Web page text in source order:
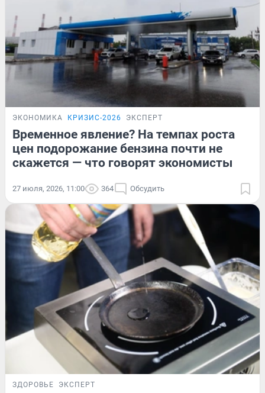
ЭКОНОМИКА КРИЗИС-2026 ЭКСПЕРТ
Временное явление? На темпах роста
цен подорожание бензина почти не
скажется — что говорят экономисты
27 июля, 2026, 11:00 364 Обсудить
ЗДОРОВЬЕ ЭКСПЕРТ